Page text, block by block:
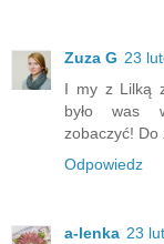
Zuza G 23
I my z Lilką
było was
zobaczyć! Do
Odpowiedz
a-lenka 23